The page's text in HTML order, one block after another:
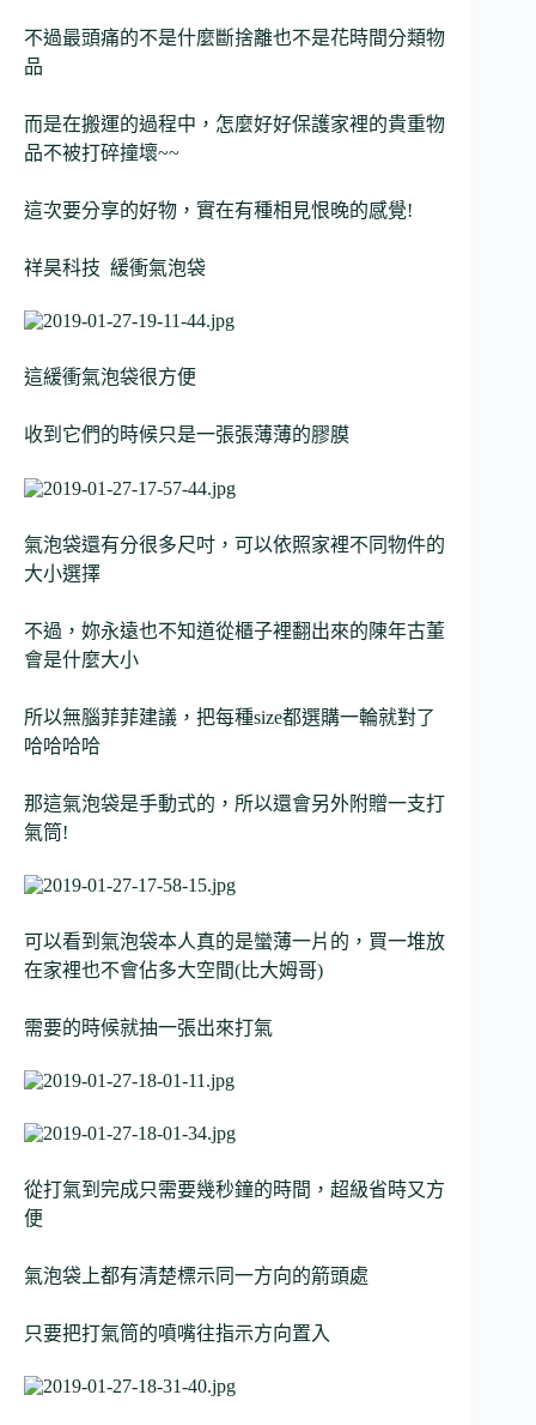
不過最頭痛的不是什麼斷捨離也不是花時間分類物
品
而是在搬運的過程中，怎麼好好保護家裡的貴重物
品不被打碎撞壞~~
這次要分享的好物，實在有種相見恨晚的感覺!
祥昊科技 緩衝氣泡袋
這緩衝氣泡袋很方便
收到它們的時候只是一張張薄薄的膠膜
氣泡袋還有分很多尺吋，可以依照家裡不同物件的
大小選擇
不過，妳永遠也不知道從櫃子裡翻出來的陳年古董
會是什麼大小
所以無腦菲菲建議，把每種size都選購一輪就對了
哈哈哈哈
那這氣泡袋是手動式的，所以還會另外附贈一支打
氣筒!
可以看到氣泡袋本人真的是蠻薄一片的，買一堆放
在家裡也不會佔多大空間(比大姆哥)
需要的時候就抽一張出來打氣
從打氣到完成只需要幾秒鐘的時間，超級省時又方
便
氣泡袋上都有清楚標示同一方向的箭頭處
只要把打氣筒的噴嘴往指示方向置入